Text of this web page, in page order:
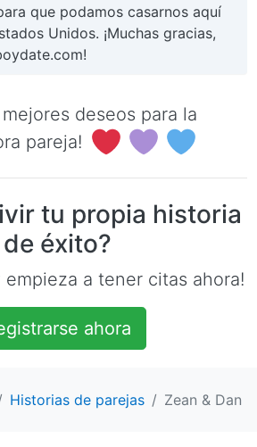
que podamos casarnos aquí
Unidos. ¡Muchas gracias,
mejores deseos para la
pareja!
tu propia historia
de éxito?
empieza a tener citas ahora!
ahora
Historias de parejas Zean & Dan